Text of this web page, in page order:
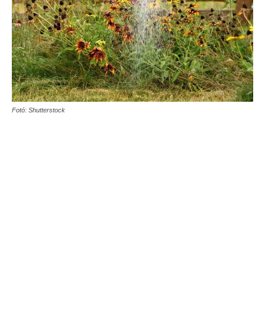
Fotó: Shutterstock